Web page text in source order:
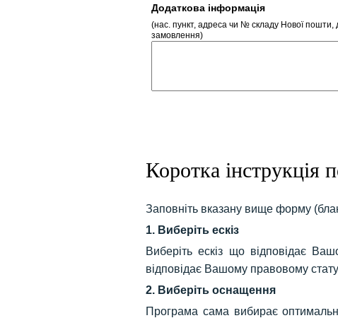
Додаткова інформація
(нас. пункт, адреса чи № складу Нової пошти,
замовлення)
Коротка
Заповніть вказану вище форму
1. Виберіть ескіз
Виберіть ескіз що відповідає
відповідає Вашому правовому
2. Виберіть оснащення
Програма сама вибирає